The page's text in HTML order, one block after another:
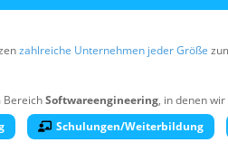
zahlreiche Unternehmen jeder Größe
BereichSoftwareengineering, in denen wir
Schulungen/Weiterbildung